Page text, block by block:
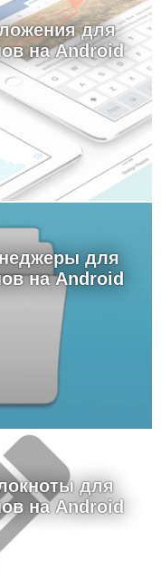
для
на Android
для
на Android
для
на Android